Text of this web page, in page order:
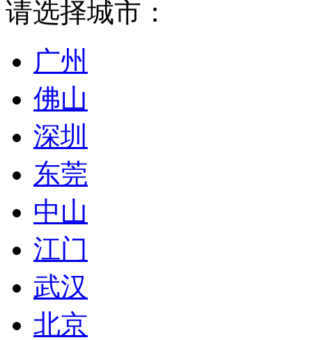
请选择城市：
广州
佛山
深圳
东莞
中山
江门
武汉
北京